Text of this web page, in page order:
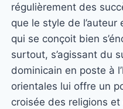
régulièrement des
que le style de l’auteur
qui se conçoit bien
surtout, s’agissant du
dominicain en poste à
orientales lui offre un
croisée des religions